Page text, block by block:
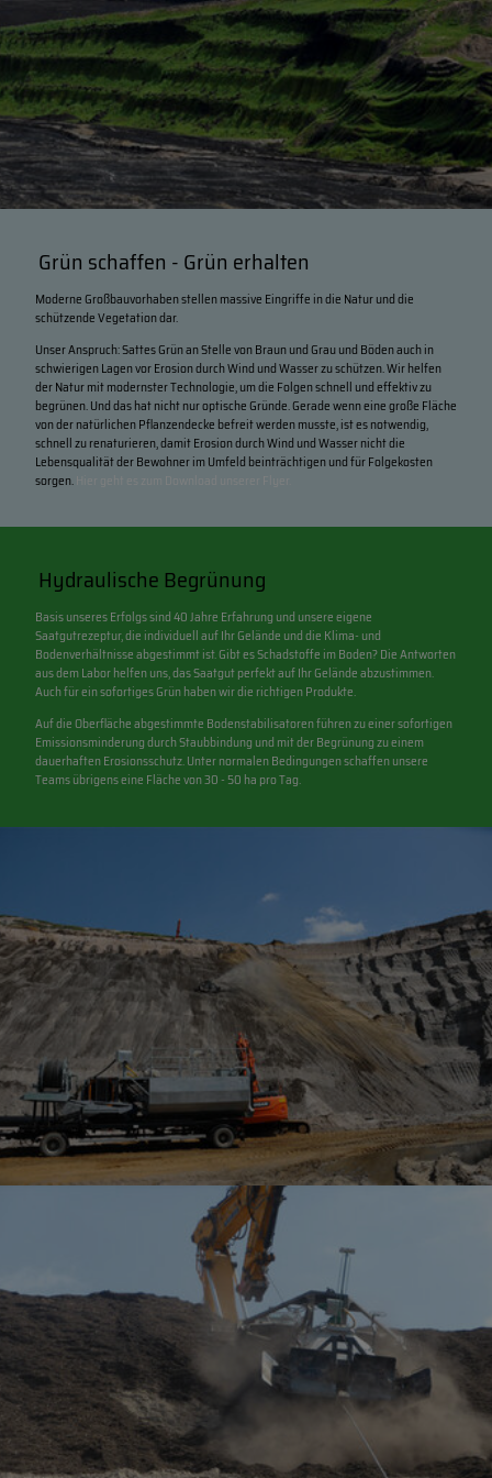
Grün schaffen - Grün erhalten
Moderne Großbauvorhaben stellen massive Eingriffe in die Natur und die
schützende Vegetation dar.
Unser Anspruch: Sattes Grün an Stelle von Braun und Grau und Böden auch in
schwierigen Lagen vor Erosion durch Wind und Wasser zu schützen. Wir helfen
der Natur mit modernster Technologie, um die Folgen schnell und effektiv zu
begrünen. Und das hat nicht nur optische Gründe. Gerade wenn eine große Fläche
von der natürlichen Pflanzendecke befreit werden musste, ist es notwendig,
schnell zu renaturieren, damit Erosion durch Wind und Wasser nicht die
Lebensqualität der Bewohner im Umfeld beinträchtigen und für Folgekosten
sorgen.
Hydraulische Begrünung
Basis unseres Erfolgs sind 40 Jahre Erfahrung und unsere eigene
Saatgutrezeptur, die individuell auf Ihr Gelände und die Klima- und
Bodenverhältnisse abgestimmt ist. Gibt es Schadstoffe im Boden? Die Antworten
aus dem Labor helfen uns, das Saatgut perfekt auf Ihr Gelände abzustimmen.
Auch für ein sofortiges Grün haben wir die richtigen Produkte.
Auf die Oberfläche abgestimmte Bodenstabilisatoren führen zu einer sofortigen
Emissionsminderung durch Staubbindung und mit der Begrünung zu einem
dauerhaften Erosionsschutz. Unter normalen Bedingungen schaffen unsere
Teams übrigens eine Fläche von 30 - 50 ha pro Tag.